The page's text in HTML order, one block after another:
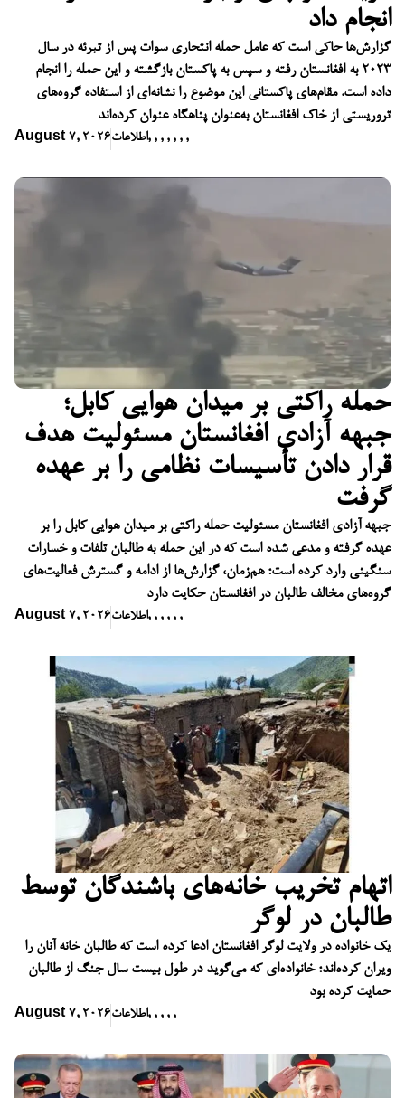
انجام داد
گزارش‌ها حاکی است که عامل حمله انتحاری سوات پس از تبرئه در سال
۲۰۲۳ به افغانستان رفته و سپس به پاکستان بازگشته و این حمله را انجام
داده است. مقام‌های پاکستانی این موضوع را نشانه‌ای از استفاده گروه‌های
تروریستی از خاک افغانستان به‌عنوان پناهگاه عنوان کرده‌اند
August 7, 2026اطلاعات, , , , , , ,
حمله راکتی بر میدان هوایی کابل؛
جبهه آزادی افغانستان مسئولیت هدف
قرار دادن تأسیسات نظامی را بر عهده
گرفت
جبهه آزادی افغانستان مسئولیت حمله راکتی بر میدان هوایی کابل را بر
عهده گرفته و مدعی شده است که در این حمله به طالبان تلفات و خسارات
سنگینی وارد کرده است؛ هم‌زمان، گزارش‌ها از ادامه و گسترش فعالیت‌های
گروه‌های مخالف طالبان در افغانستان حکایت دارد
August 7, 2026اطلاعات, , , , , ,
اتهام تخریب خانه‌های باشندگان توسط
طالبان در لوگر
یک خانواده در ولایت لوگر افغانستان ادعا کرده است که طالبان خانه آنان را
ویران کرده‌اند؛ خانواده‌ای که می‌گوید در طول بیست سال جنگ از طالبان
حمایت کرده بود
August 7, 2026اطلاعات, , , , ,